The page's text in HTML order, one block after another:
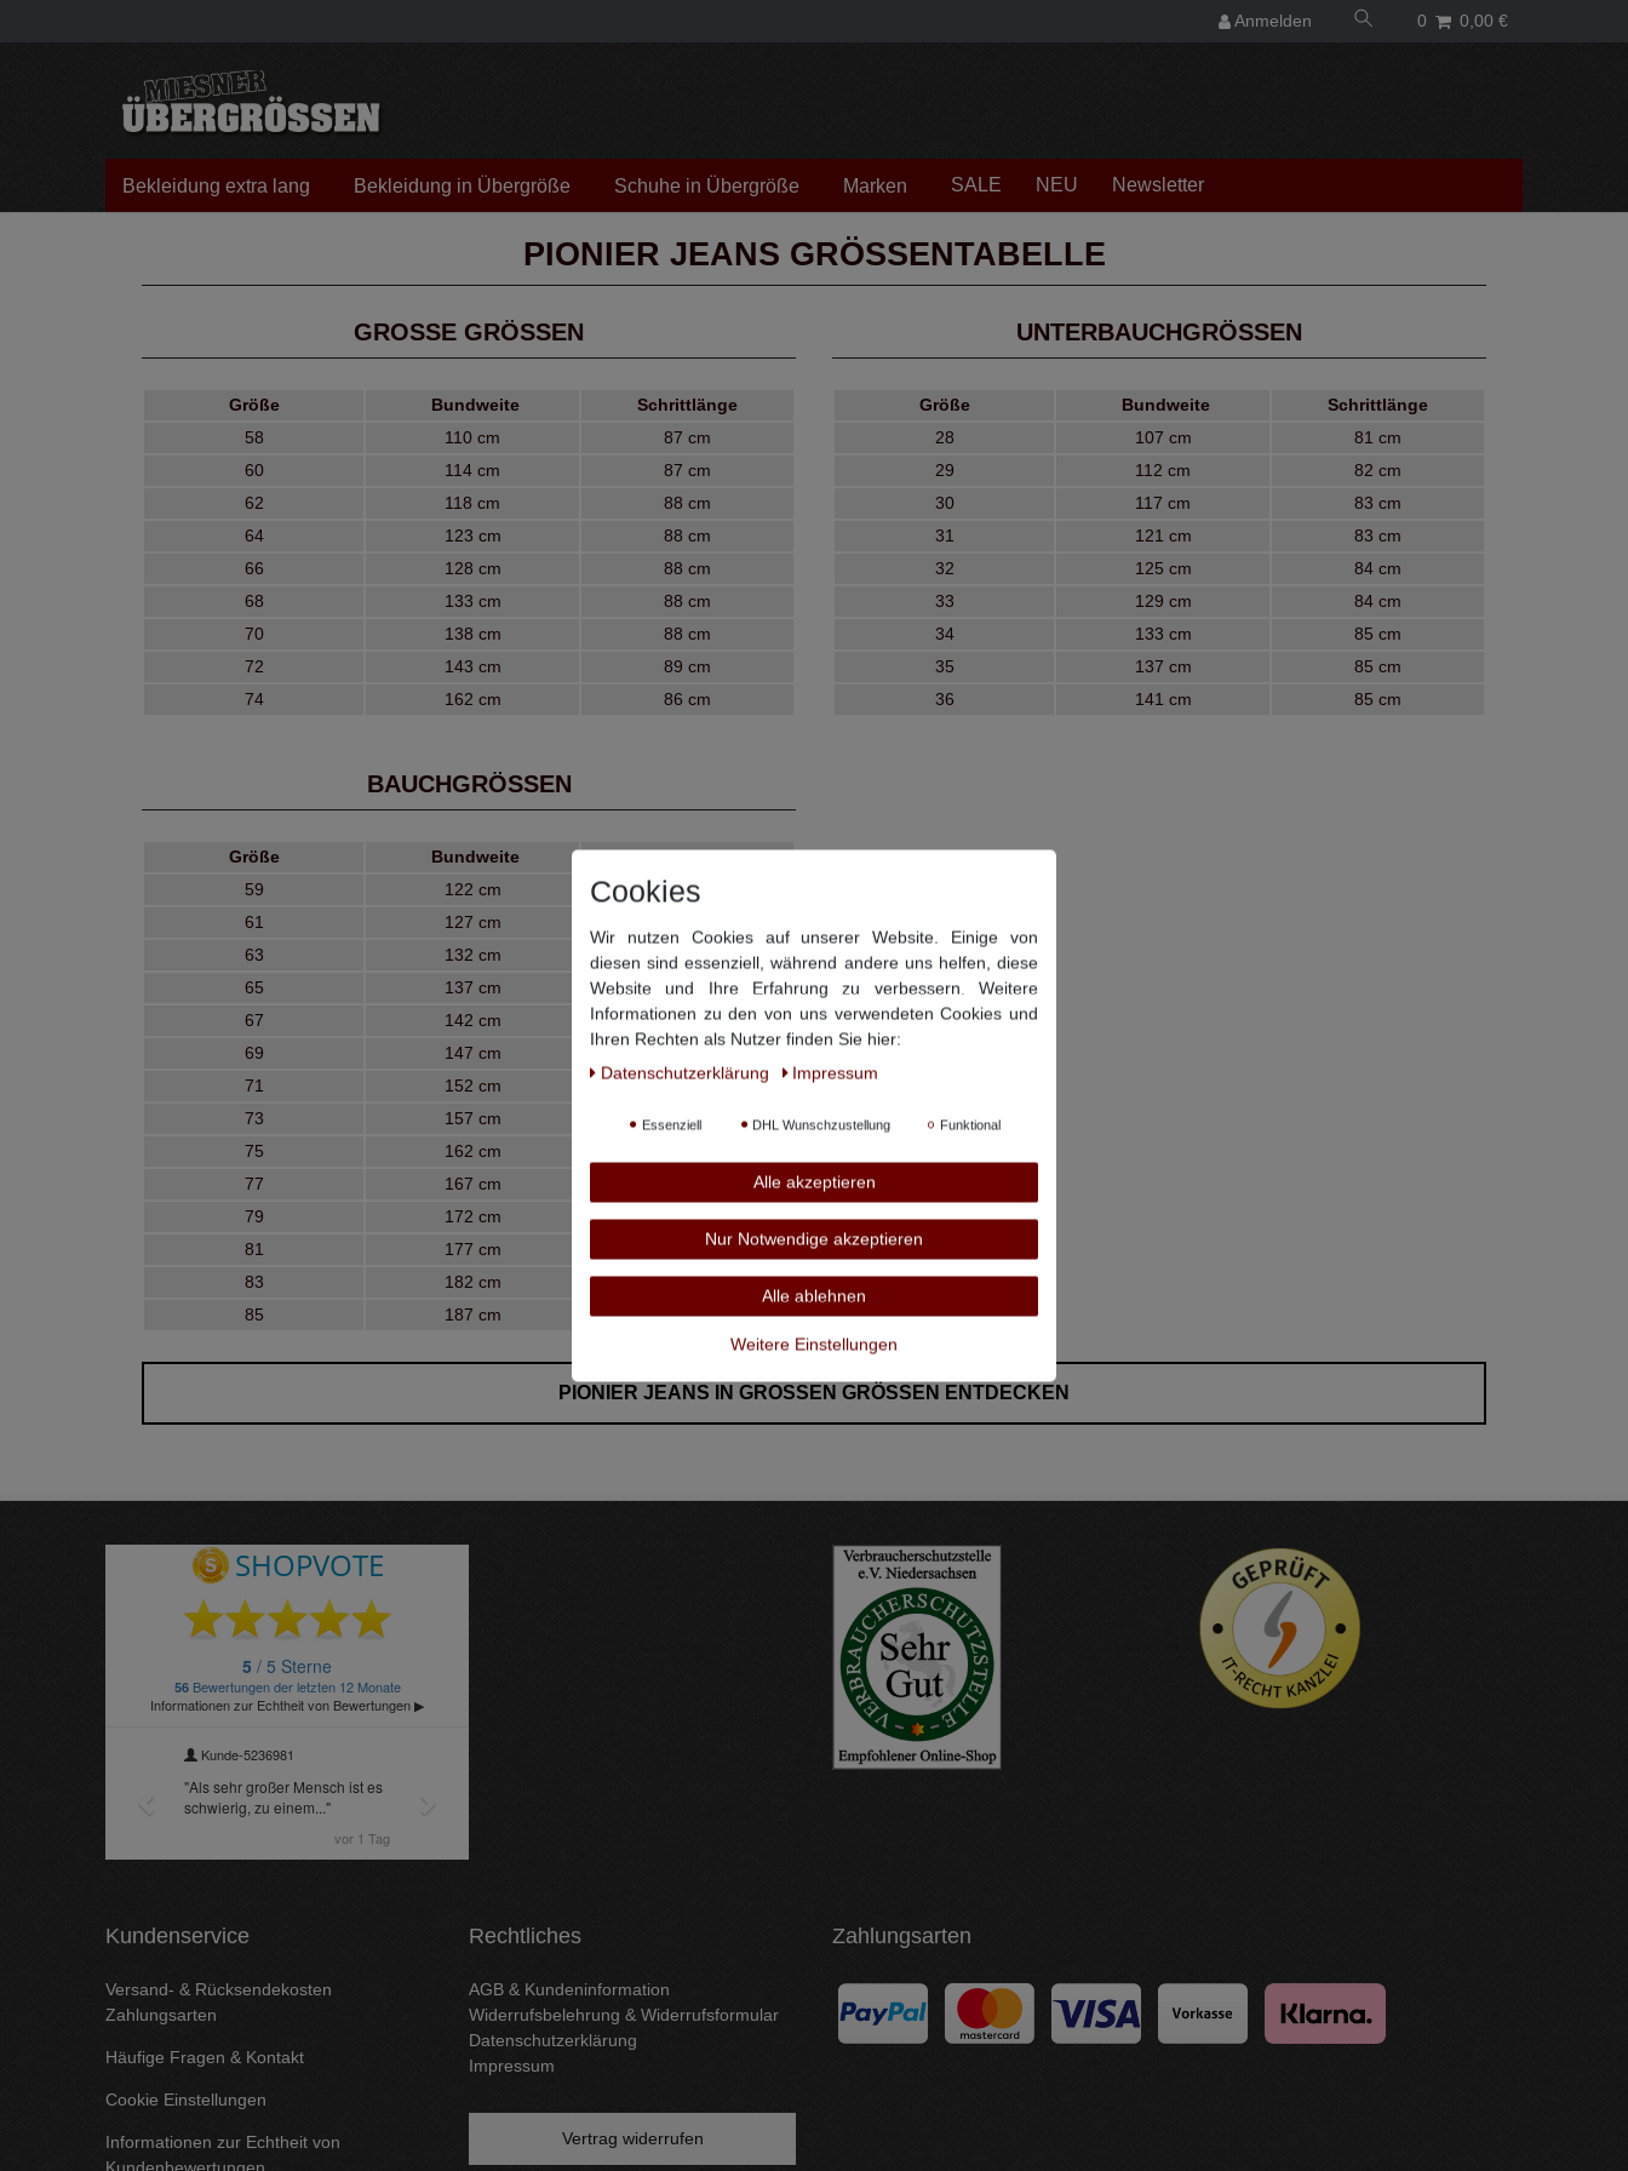
Anmelden 0 0,00 €
Bekleidung extra lang Bekleidung in Übergröße Schuhe in Übergröße Marken SALE NEU Newsletter
PIONIER JEANS GRÖSSENTABELLE
GROSSE GRÖSSEN
Größe Bundweite
Schrittlänge
58
110 cm
87 cm
60
114 cm
87 cm
62
118 cm
88 cm
64
123 cm
88 cm
66
128 cm
88 cm
68
133 cm
88 cm
70
138 cm
88 cm
72
143 cm
89 cm
74
162 cm 86 cm
UNTERBAUCHGRÖSSEN
Größe Bundweite
Schrittlänge
28
107 cm
81 cm
29
112 cm
82 cm
30
117 cm
83 cm
31
121 cm
83 cm
32
125 cm
84 cm
33
129 cm
84 cm
34
133 cm
85 cm
35
137 cm
85 cm
36
141 cm 85 cm
BAUCHGRÖSSEN
Größe Bundweite
Schrittlänge
59
122 cm
81 cm
61
127 cm
63
132 cm
83 cm
65
137 cm
84 cm
67
142 cm
84 cm
69
147 cm
71
152 cm
85 cm
73
157 cm
86 cm
75
162 cm
77
167 cm
79
172 cm
87 cm
81
177 cm
87 cm
83
182 cm
88 cm
85
187 cm 88 cm
PIONIER JEANS IN GROSSEN GRÖSSEN ENTDECKEN
Kundenservice
Versand- & Rücksendekosten
Zahlungsarten
Häufige Fragen & Kontakt
Cookie Einstellungen
Informationen zur Echtheit von
Kundenbewertungen
Rechtliches
AGB & Kundeninformation
Widerrufsbelehrung & Widerrufsformular
Datenschutzerklärung
Impressum
Vertrag widerrufen
Zahlungsarten
Cookies
Wir nutzen Cookies auf unserer Website. Einige von
diesen sind essenziell, während andere uns helfen, diese
Website und Ihre Erfahrung zu verbessern. Weitere
Informationen zu den von uns verwendeten Cookies und
Ihren Rechten als Nutzer finden Sie hier:
Daten­schutz­erklärung
Impressum
Essenziell DHL Wunschzustellung Funktional
Alle akzeptieren
Nur Notwendige akzeptieren
Alle ablehnen
Weitere Einstellungen